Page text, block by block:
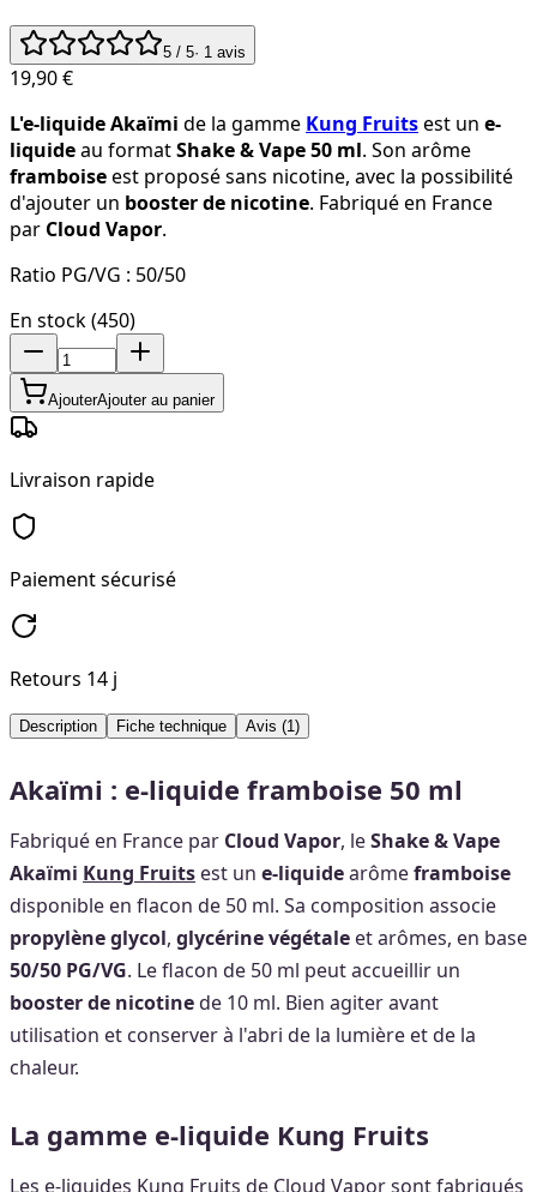
5 / 5· 1 avis
19,90 €
L'e-liquide Akaïmi de la gamme Kung Fruitsest un e-
liquideau formatShake & Vape 50 ml. Son arôme
framboiseest proposé sans nicotine, avec la possibilité
d'ajouter un booster de nicotine. Fabriqué en France
par Cloud Vapor.
Ratio PG/VG : 50/50
En stock (450)
AjouterAjouter au panier
Livraison rapide
Paiement sécurisé
Retours 14 j
Description Fiche technique Avis (1)
Akaïmi : e-liquide framboise 50 ml
Fabriqué en France par Cloud Vapor, leShake & Vape
Akaïmi Kung Fruits est un e-liquidearômeframboise
disponible en flacon de 50 ml. Sa composition associe
propylène glycol, glycérine végétale et arômes, en base
50/50 PG/VG. Le flacon de 50 ml peut accueillir un
booster de nicotinede 10 ml. Bien agiter avant
utilisation et conserver à l'abri de la lumière et de la
chaleur.
La gamme e-liquide Kung Fruits
Les e-liquides Kung Fruits de Cloud Vapor sont fabriqués